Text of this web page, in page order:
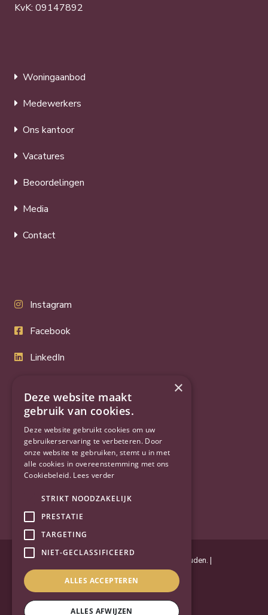
KvK: 09147892
Woningaanbod
Medewerkers
Ons kantoor
Vacatures
Beoordelingen
Media
Contact
Instagram
Facebook
LinkedIn
YouTube
Powered by Alle rechten voorbehouden. |
Privacyverklaring
×
Deze website maakt
gebruik van cookies.
Deze website gebruikt cookies om uw
gebruikerservaring te verbeteren. Door
onze website te gebruiken, stemt u in met
alle cookies in overeenstemming met ons
Cookiebeleid. Lees verder
STRIKT NOODZAKELIJK
PRESTATIE
TARGETING
NIET-GECLASSIFICEERD
ALLES ACCEPTEREN
ALLES AFWIJZEN